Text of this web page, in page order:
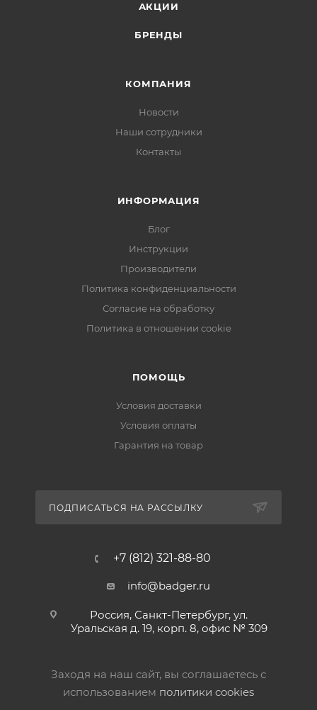
АКЦИИ
БРЕНДЫ
КОМПАНИЯ
Новости
Наши сотрудники
Контакты
ИНФОРМАЦИЯ
Блог
Инструкции
Производители
Политика конфиденциальности
Согласие на обработку
Политика в отношении cookie
ПОМОЩЬ
Условия доставки
Условия оплаты
Гарантия на товар
ПОДПИСАТЬСЯ НА РАССЫЛКУ
+7 (812) 321-88-80
info@badger.ru
Россия, Санкт-Петербург, ул.
Уральская д. 19, корп. 8, офис № 309
Заходя на наш сайт, вы соглашаетесь с
использованием политики cookies